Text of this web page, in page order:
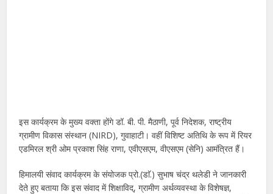
इस कार्यक्रम के मुख्य वक्ता होंगे डॉ. बी. पी. मैठाणी, पूर्व निदेशक, राष्ट्रीय
ग्रामीण विकास संस्थान (NIRD), गुवाहाटी। वहीं विशिष्ट अतिथि के रूप में रियर
एडमिरल श्री ओम प्रकाश सिंह राणा, एवीएसएम, वीएसएम (सेनि) आमंत्रित हैं।
हिमालयी संवाद कार्यक्रम के संयोजक प्रो.(डाॅ.) सुभाष चंद्र थलेडी ने जानकारी
देते हुए बताया कि इस संवाद में शिक्षाविद्, ग्रामीण अर्थव्यवस्था के विशेषज्ञ,